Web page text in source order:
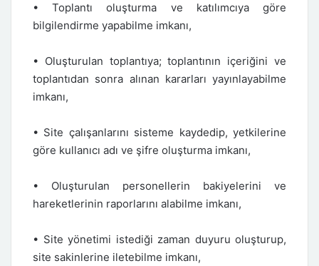
• Toplantı oluşturma ve katılımcıya göre
bilgilendirme yapabilme imkanı,
• Oluşturulan toplantıya; toplantının içeriğini ve
toplantıdan sonra alınan kararları yayınlayabilme
imkanı,
• Site çalışanlarını sisteme kaydedip, yetkilerine
göre kullanıcı adı ve şifre oluşturma imkanı,
• Oluşturulan personellerin bakiyelerini ve
hareketlerinin raporlarını alabilme imkanı,
• Site yönetimi istediği zaman duyuru oluşturup,
site sakinlerine iletebilme imkanı,